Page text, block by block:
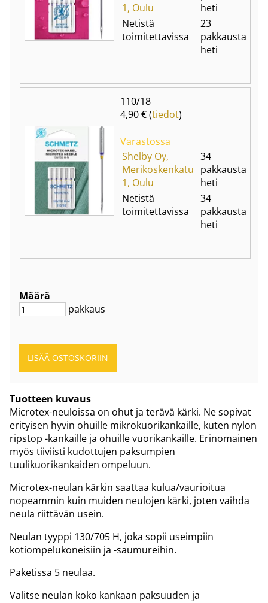
1, Oulu
heti
Netistä
toimitettavissa
23
pakkausta
heti
110/18
4,90 € (tiedot)
Varastossa
Shelby Oy,
Merikoskenkatu
1, Oulu
34
pakkausta
heti
Netistä
toimitettavissa
34
pakkausta
heti
Määrä
pakkaus
Tuotteen kuvaus
Microtex-neuloissa on ohut ja terävä kärki. Ne sopivat
erityisen hyvin ohuille mikrokuorikankaille, kuten nylon
ripstop -kankaille ja ohuille vuorikankaille. Erinomainen
myös tiiviisti kudottujen paksumpien
tuulikuorikankaiden ompeluun.
Microtex-neulan kärkin saattaa kulua/vaurioitua
nopeammin kuin muiden neulojen kärki, joten vaihda
neula riittävän usein.
Neulan tyyppi 130/705 H, joka sopii useimpiin
kotiompelukoneisiin ja -saumureihin.
Paketissa 5 neulaa.
Valitse neulan koko kankaan paksuuden ja